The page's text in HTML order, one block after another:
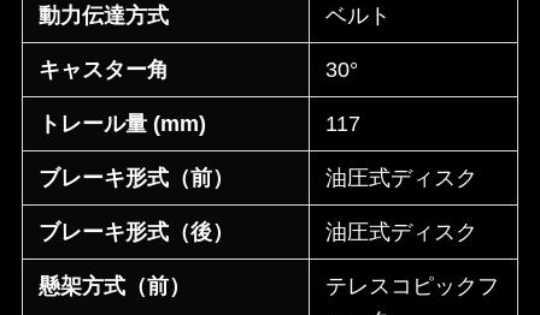
動力伝達方式 ベルト
キャスター角 30°
トレール量 (mm) 117
ブレーキ形式（前） 油圧式ディスク
ブレーキ形式（後） 油圧式ディスク
懸架方式（前）
テレスコピックフ